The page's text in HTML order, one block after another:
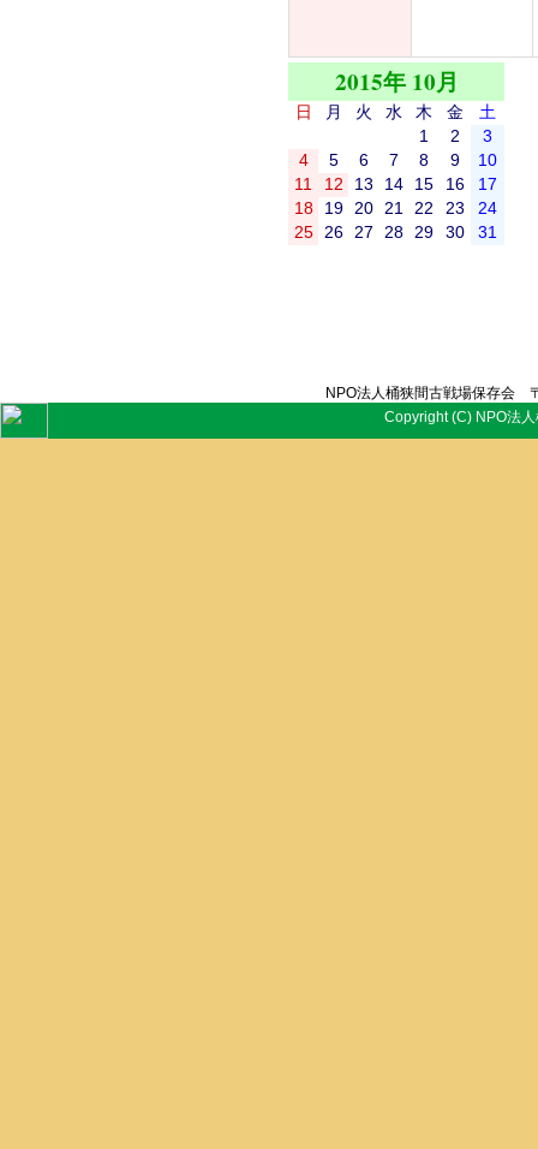
2015年 10月
日 月 火 水 木 金
土
1
2
3
4
5 6 7 8 9
10
11
12 13 14 15 16
17
18
19 20 21 22 23
24
25
26 27 28 29 30 31
NPO法人桶狭間古戦場保存
Copyright (C) NPO法